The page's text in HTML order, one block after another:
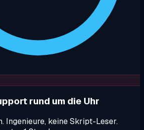
rund um die Uhr
Ingenieure, keine Skript-Leser.